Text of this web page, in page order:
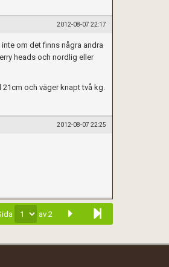
2012-08-07 22:17
om det finns några andra
heads och nordlig eller
21cm och väger knapt två kg.
2012-08-07 22:25
av 2